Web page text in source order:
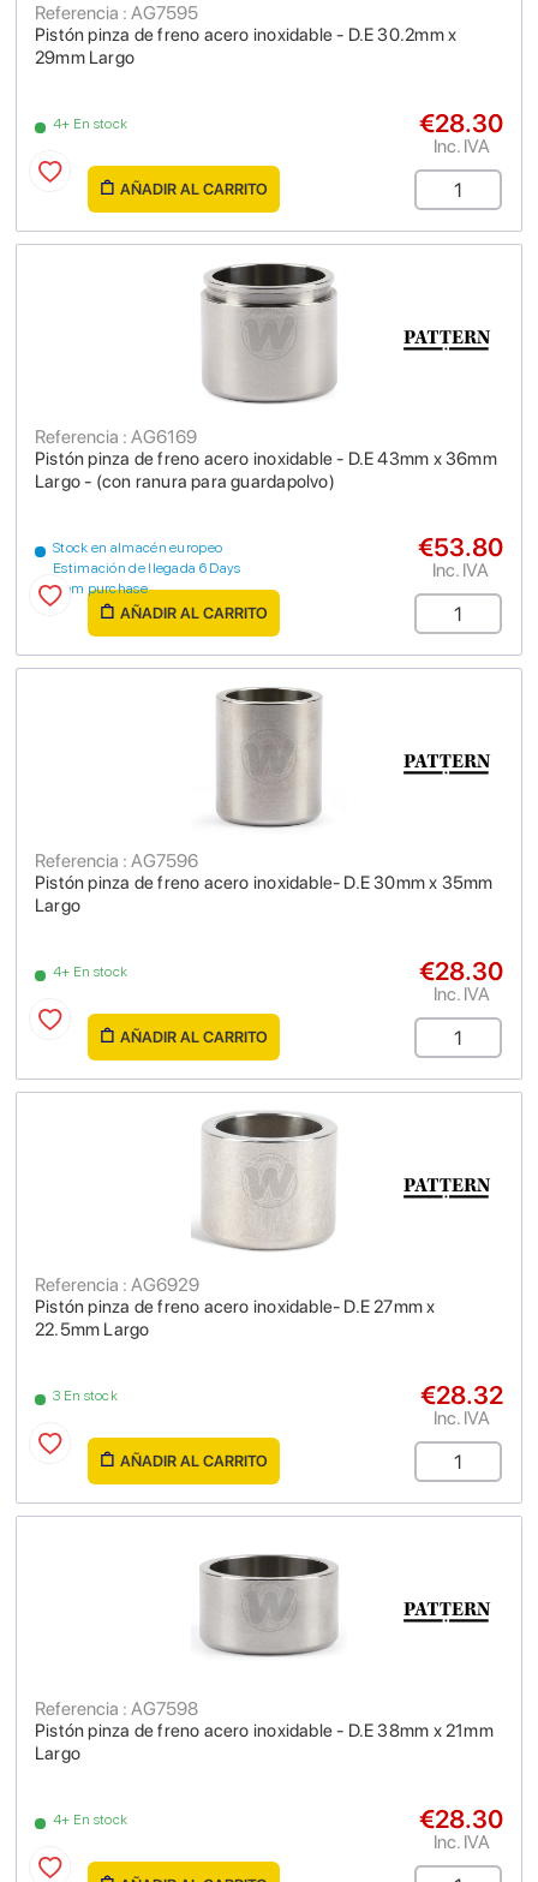
Pistón pinza de freno acero inoxidable - D.E 30.2mm x
29mm Largo
Referencia : AG7595
4+ En stock €28.30
Inc. IVA
AÑADIR AL CARRITO
Pistón pinza de freno acero inoxidable - D.E 43mm x 36mm
Largo - (con ranura para guardapolvo)
Referencia : AG6169
Stock en almacén europeo
Estimación de llegada 6 Days
from purchase
€53.80
Inc. IVA
AÑADIR AL CARRITO
Pistón pinza de freno acero inoxidable- D.E 30mm x 35mm
Largo
Referencia : AG7596
4+ En stock €28.30
Inc. IVA
AÑADIR AL CARRITO
Pistón pinza de freno acero inoxidable- D.E 27mm x
22.5mm Largo
Referencia : AG6929
3 En stock €28.32
Inc. IVA
AÑADIR AL CARRITO
Pistón pinza de freno acero inoxidable - D.E 38mm x 21mm
Largo
Referencia : AG7598
4+ En stock €28.30
Inc. IVA